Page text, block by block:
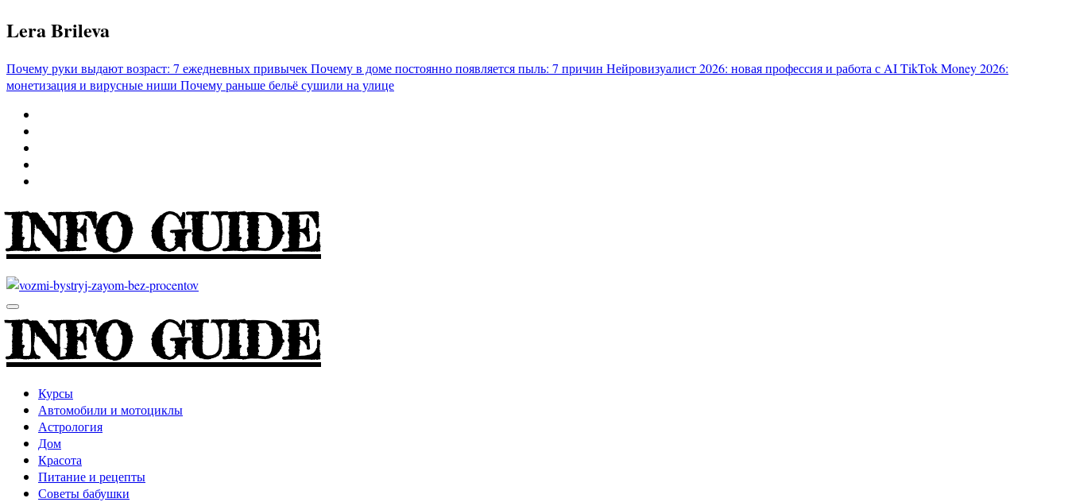
Перейти
к
Lera Brileva
Почему руки выдают возраст: 7 ежедневных привычекПочему в доме постоянно появляется пыль: 7 причин Нейровизуалист 2026: новая профессия и работа с AITikTok Money 2026:
монетизация и вирусные ниши Почему раньше бельё сушили на улице
INFO GUIDE
INFO GUIDE
Курсы
Автомобили и мотоциклы
Астрология
Дом
Красота
Питание и рецепты
Советы бабушки